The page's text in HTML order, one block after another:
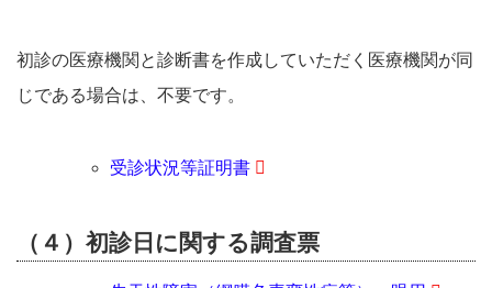
初診の医療機関と診断書を作成していただく医療機関が同
じである場合は、不要です。
受診状況等証明書
（４）初診日に関する調査票